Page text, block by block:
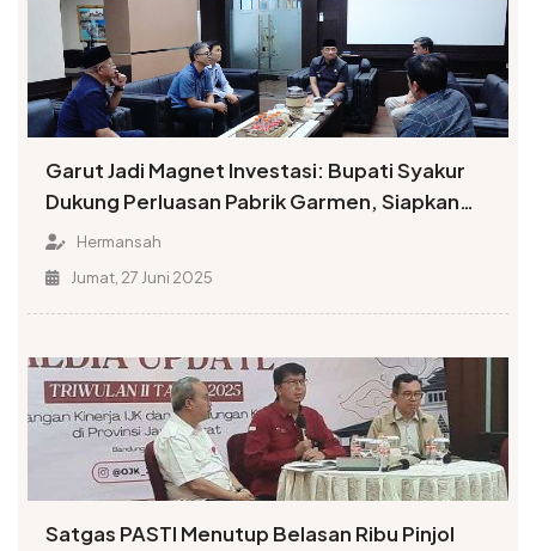
Garut Jadi Magnet Investasi: Bupati Syakur
Dukung Perluasan Pabrik Garmen, Siapkan
20.000 Lapangan Kerja!
Hermansah
Jumat, 27 Juni 2025
Satgas PASTI Menutup Belasan Ribu Pinjol